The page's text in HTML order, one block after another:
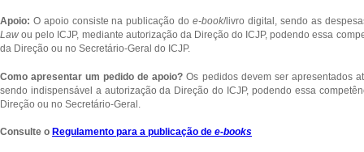
Apoio: O apoio consiste na publicação doe-book/livro digital, sendo as
Lawou pelo ICJP, mediante autorização da Direção do ICJP, podendo essa
da Direção ou no Secretário-Geral do ICJP.
Como apresentar um pedido de apoio?Os pedidos devem ser apresentados
sendo indispensável a autorização da Direção do ICJP, podendo essa
Direção ou no Secretário-Geral.
Consulte o Regulamento para a publicação de e-books